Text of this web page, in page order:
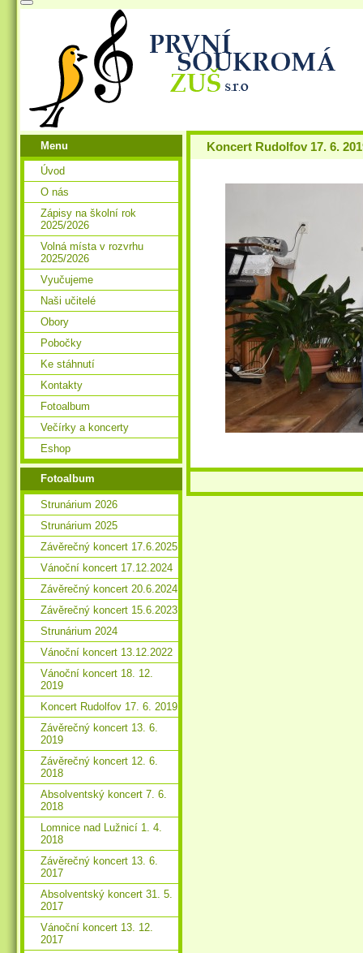
Koncert Rudolfov 17. 6.
Menu
Úvod
O nás
Zápisy na školní rok
2025/2026
Volná místa v rozvrhu
2025/2026
Vyučujeme
Naši učitelé
Obory
Pobočky
Ke stáhnutí
Kontakty
Fotoalbum
Večírky a koncerty
Eshop
Fotoalbum
Strunárium 2026
Strunárium 2025
Závěrečný koncert 17.6.2025
Vánoční koncert 17.12.2024
Závěrečný koncert 20.6.2024
Závěrečný koncert 15.6.2023
Strunárium 2024
Vánoční koncert 13.12.2022
Vánoční koncert 18. 12.
2019
Koncert Rudolfov 17. 6. 2019
Závěrečný koncert 13. 6.
2019
Závěrečný koncert 12. 6.
2018
Absolventský koncert 7. 6.
2018
Lomnice nad Lužnicí 1. 4.
2018
Závěrečný koncert 13. 6.
2017
Absolventský koncert 31. 5.
2017
Vánoční koncert 13. 12.
2017